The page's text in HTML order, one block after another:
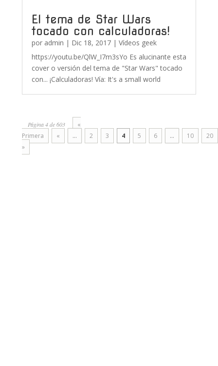
El tema de Star Wars
tocado con calculadoras!
por admin | Dic 18, 2017| Vídeos geek
https://youtu.be/QlW_I7m3sYo Es alucinante esta
cover o versión del tema de "Star Wars" tocado
con... ¡Calculadoras! Vía: It's a small world
Página 4 de 603
«
Primera
« ... 2 3 4 5 6 ... 10
20
»